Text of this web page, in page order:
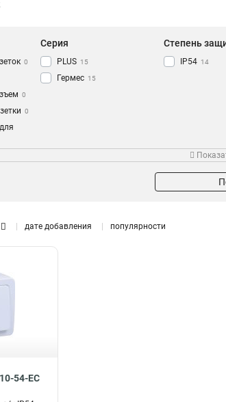
0
0
0
Серия
PLUS 15
Гермес 15
Степень
IP54 14
1м 2 2кл 1
дате добавления популярности
54-EC